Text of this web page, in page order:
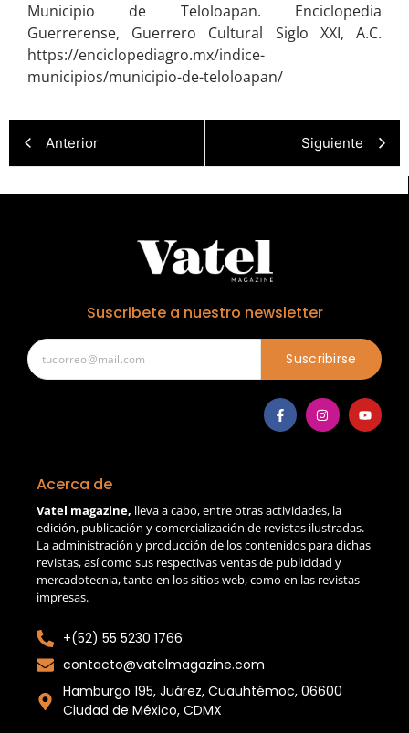
Municipio de Teloloapan. Enciclopedia
Guerrerense, Guerrero Cultural Siglo XXI, A.C.
https://enciclopediagro.mx/indice-
municipios/municipio-de-teloloapan/
Anterior Siguiente
Suscribete a nuestro newsletter
Suscribirse
Acerca de
Vatel magazine, lleva a cabo, entre otras actividades, la
edición, publicación y comercialización de revistas ilustradas.
La administración y producción de los contenidos para dichas
revistas, así como sus respectivas ventas de publicidad y
mercadotecnia, tanto en los sitios web, como en las revistas
impresas.
+(52) 55 5230 1766
contacto@vatelmagazine.com
Hamburgo 195, Juárez, Cuauhtémoc, 06600
Ciudad de México, CDMX